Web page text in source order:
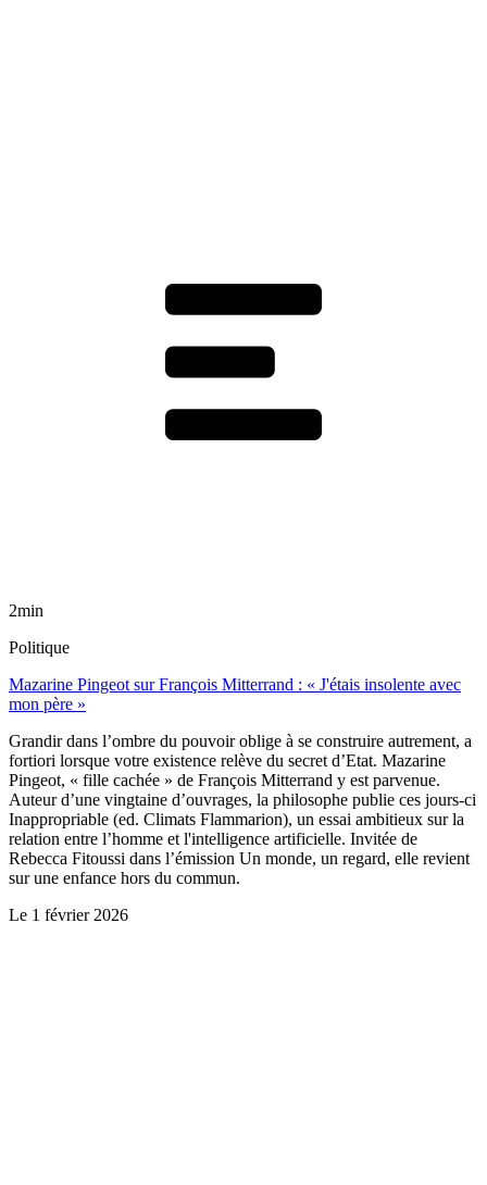
2min
Politique
Mazarine Pingeot sur François Mitterrand : « J'étais insolente avec
mon père »
Grandir dans l’ombre du pouvoir oblige à se construire autrement, a
fortiori lorsque votre existence relève du secret d’Etat. Mazarine
Pingeot, « fille cachée » de François Mitterrand y est parvenue.
Auteur d’une vingtaine d’ouvrages, la philosophe publie ces jours-ci
Inappropriable (ed. Climats Flammarion), un essai ambitieux sur la
relation entre l’homme et l'intelligence artificielle. Invitée de
Rebecca Fitoussi dans l’émission Un monde, un regard, elle revient
sur une enfance hors du commun.
Le 1 février 2026